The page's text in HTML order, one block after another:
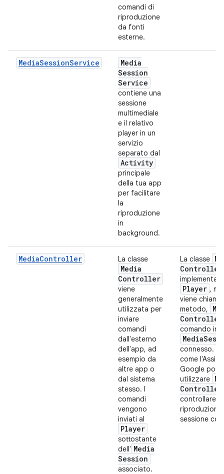
comandi di
riproduzione
da fonti
esterne.
MediaSessionService
Media
Session
Service
contiene una
sessione
multimediale
e il relativo
player in un
servizio
separato dal
Activity
principale
della tua app
per facilitare
la
riproduzione
in
background.
MediaController La classe
Media
Controller
viene
generalmente
utilizzata per
inviare
comandi
dall'esterno
dell'app, ad
esempio da
altre app o
dal sistema
stesso. I
comandi
vengono
inviati al
Player
sottostante
dell' Media
Session
associato.
La classe
Controller
implementa
Player ,
viene
metodo,
Controller
comando
Media
connesso.
come
Google
utilizzare
Controller
controllare la
riproduzione
sessione